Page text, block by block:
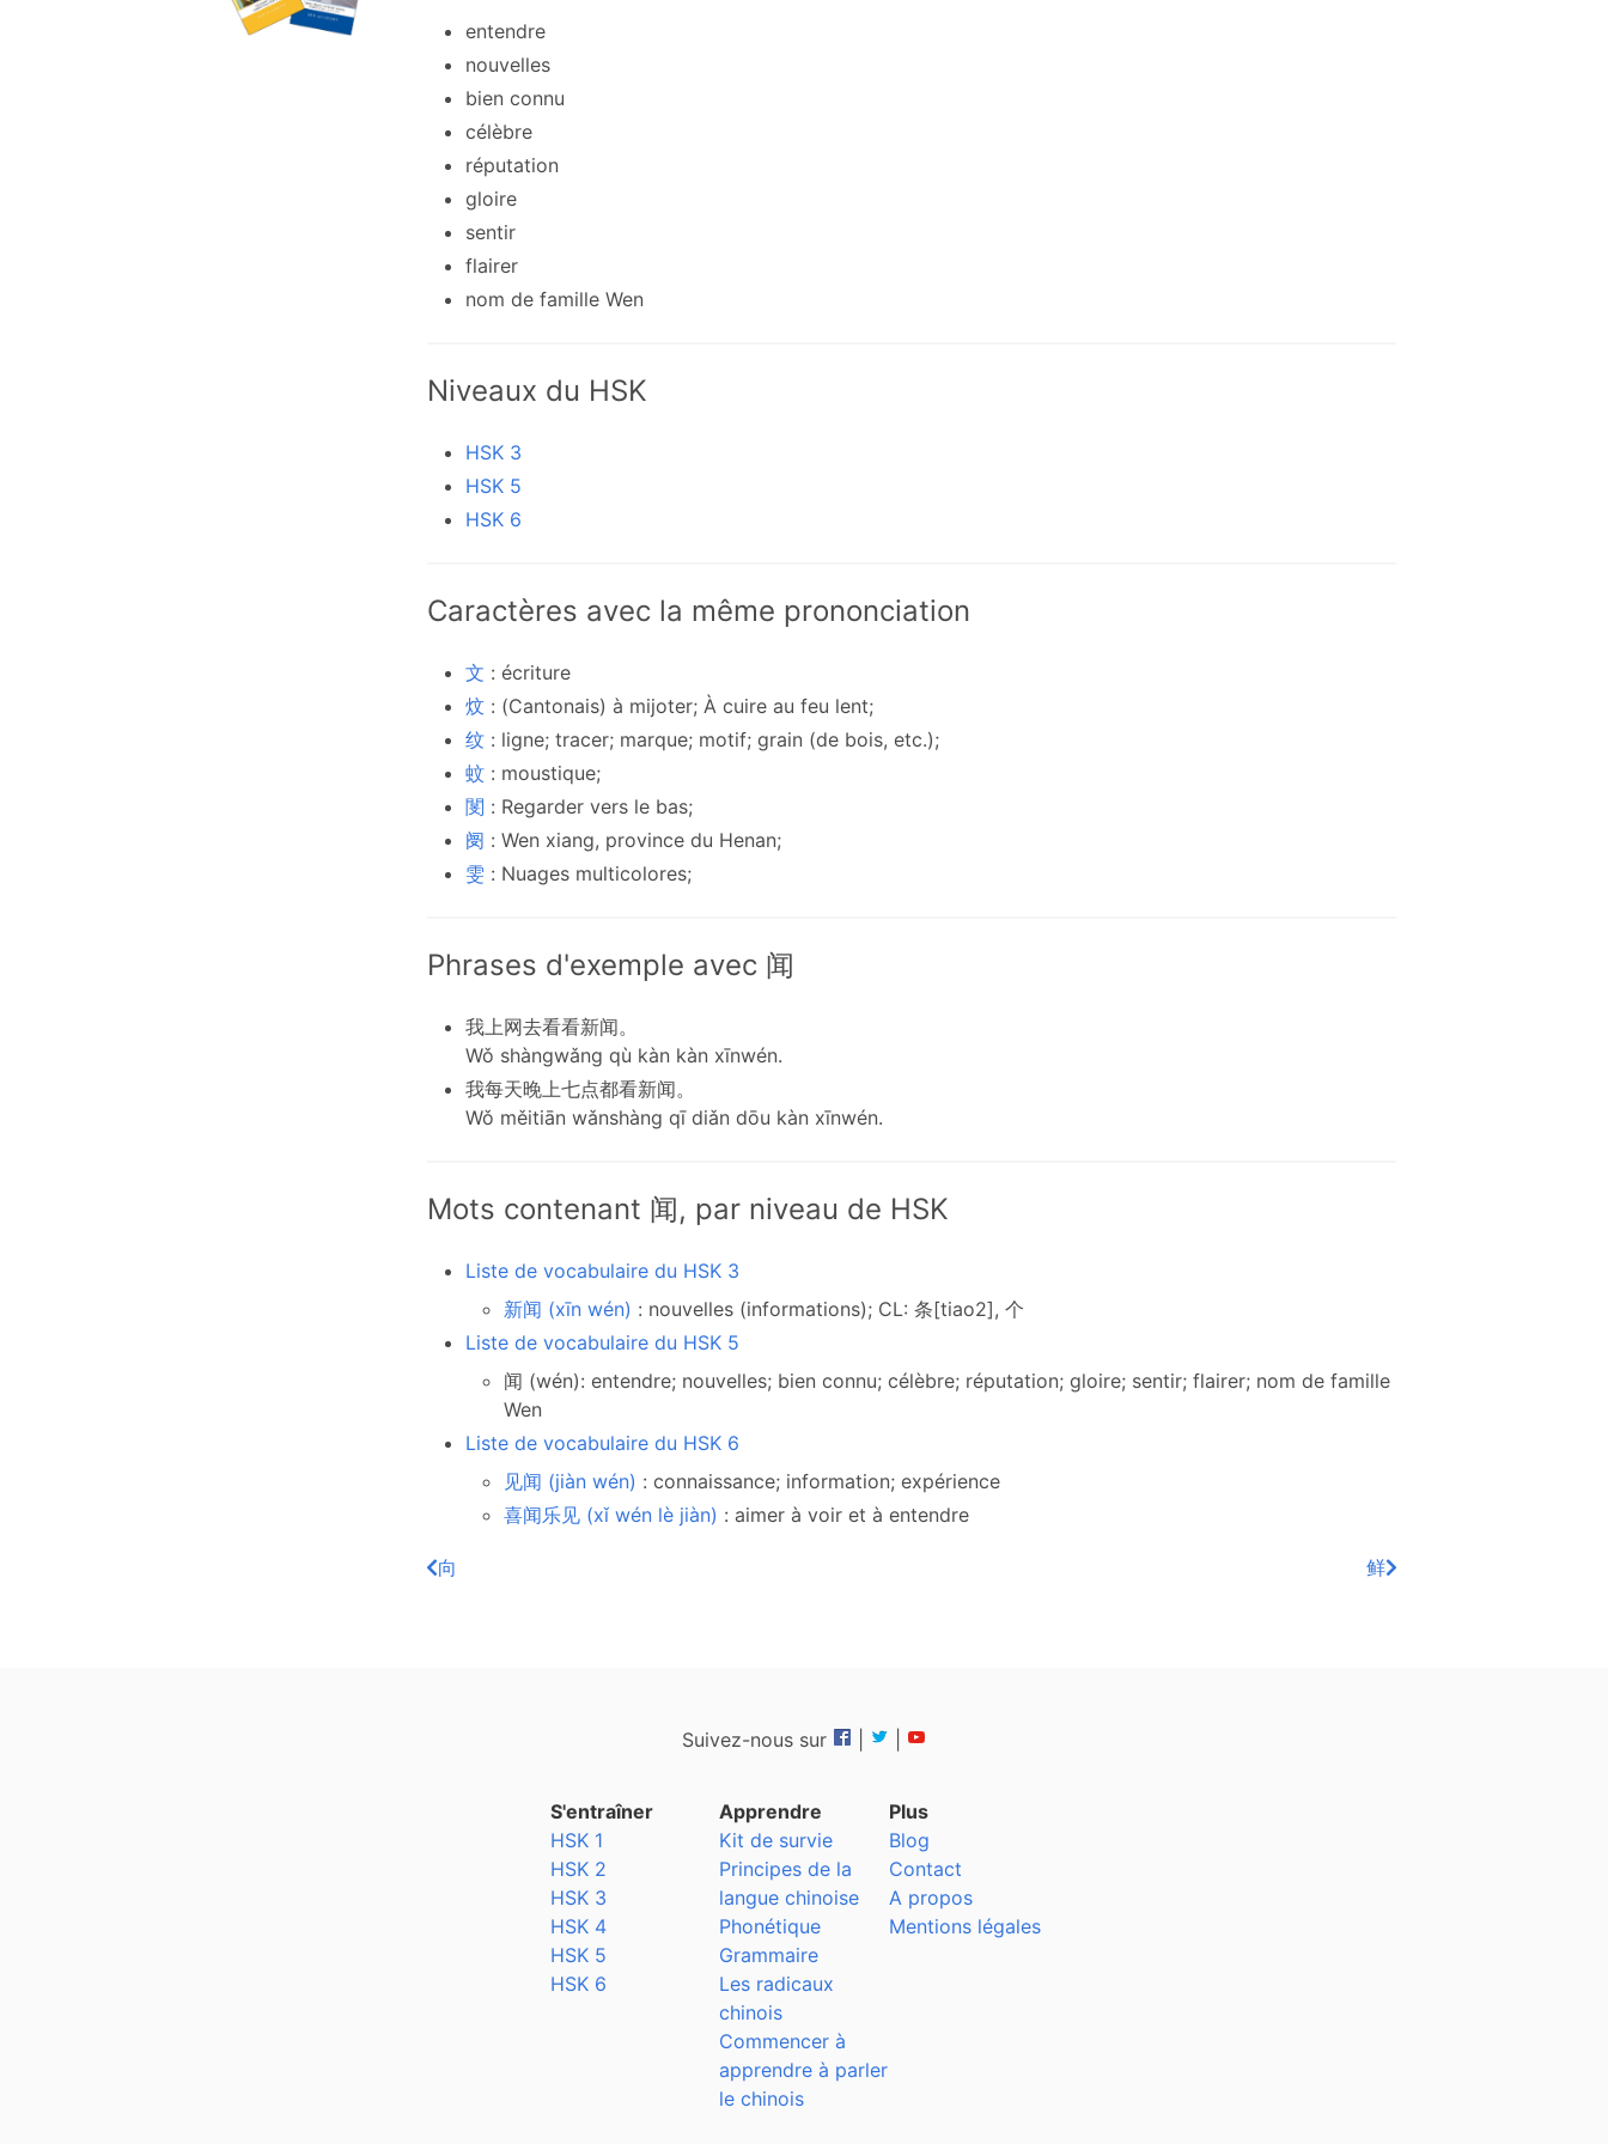
entendre
nouvelles
bien connu
célèbre
réputation
gloire
sentir
flairer
nom de famille Wen
Niveaux du HSK
HSK 3
HSK 5
HSK 6
Caractères avec la même prononciation
文 : écriture
炆 : (Cantonais) à mijoter; À cuire au feu lent;
纹 : ligne; tracer; marque; motif; grain (de bois, etc.);
蚊 : moustique;
閺 : Regarder vers le bas;
阌 : Wen xiang, province du Henan;
雯 : Nuages ​​multicolores;
Phrases d'exemple avec 闻
我上网去看看新闻。
Wǒ shàngwǎng qù kàn kàn xīnwén.
我每天晚上七点都看新闻。
Wǒ měitiān wǎnshàng qī diǎn dōu kàn xīnwén.
Mots contenant 闻, par niveau de HSK
Liste de vocabulaire du HSK 3
新闻 (xīn wén) : nouvelles (informations); CL: 条[tiao2], 个
Liste de vocabulaire du HSK 5
闻 (wén): entendre; nouvelles; bien connu; célèbre; réputation; gloire; sentir; flairer; nom de famille
Wen
Liste de vocabulaire du HSK 6
见闻 (jiàn wén) : connaissance; information; expérience
喜闻乐见 (xǐ wén lè jiàn) : aimer à voir et à entendre
向 鲜
Suivez-nous sur
S'entraîner
HSK 1
HSK 2
HSK 3
HSK 4
HSK 5
HSK 6
Apprendre
Kit de survie
Principes de la
langue chinoise
Phonétique
Grammaire
Les radicaux
chinois
Commencer à
apprendre à parler
le chinois
Plus
Blog
Contact
A propos
Mentions légales